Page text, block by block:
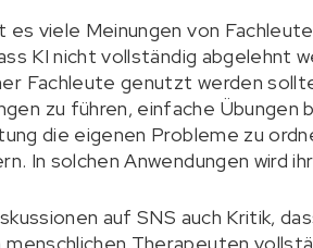
viele Meinungen von
KI nicht vollständig abgelehnt
Fachleute genutzt werden
zu führen, einfache
die eigenen Probleme zu
In solchen Anwendungen wird
auf SNS auch Kritik,